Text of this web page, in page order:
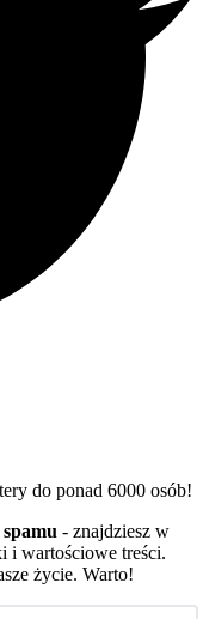
do ponad 6000 osób!
- znajdziesz w
i wartościowe treści.
życie. Warto!